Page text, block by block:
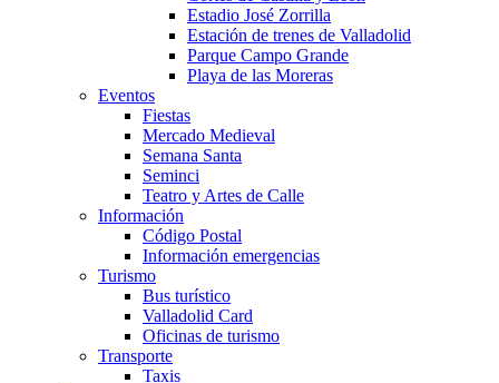
Estadio José Zorrilla
Estación de trenes de Valladolid
Parque Campo Grande
Playa de las Moreras
Eventos
Fiestas
Mercado Medieval
Semana Santa
Seminci
Teatro y Artes de Calle
Información
Código Postal
Información emergencias
Turismo
Bus turístico
Valladolid Card
Oficinas de turismo
Transporte
Taxis